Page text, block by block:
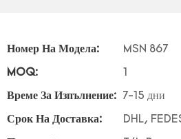
Номер На Модела: MSN 867
MOQ:
Време За Изпълнение: 7-15 дни
Срок На Доставка: DHL,